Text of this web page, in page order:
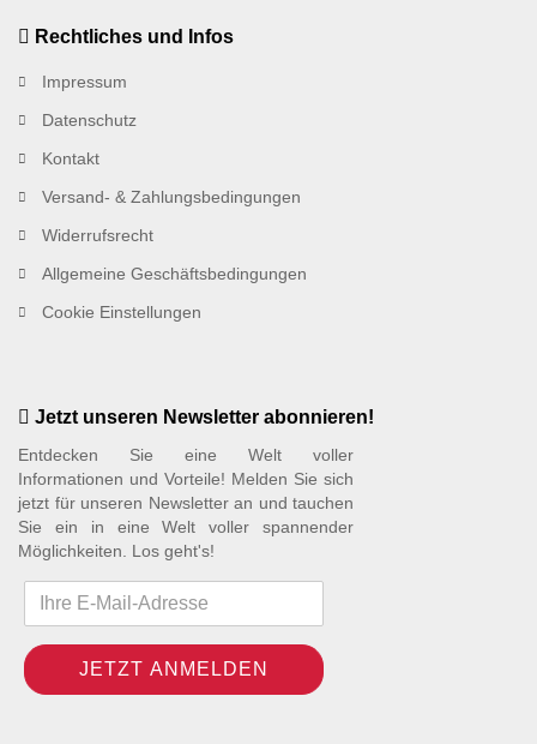
Rechtliches und Infos
Impressum
Datenschutz
Kontakt
Versand- & Zahlungsbedingungen
Widerrufsrecht
Allgemeine Geschäftsbedingungen
Cookie Einstellungen
Jetzt unseren Newsletter abonnieren!
Entdecken Sie eine Welt voller
Informationen und Vorteile! Melden Sie sich
jetzt für unseren Newsletter an und tauchen
Sie ein in eine Welt voller spannender
Möglichkeiten. Los geht's!